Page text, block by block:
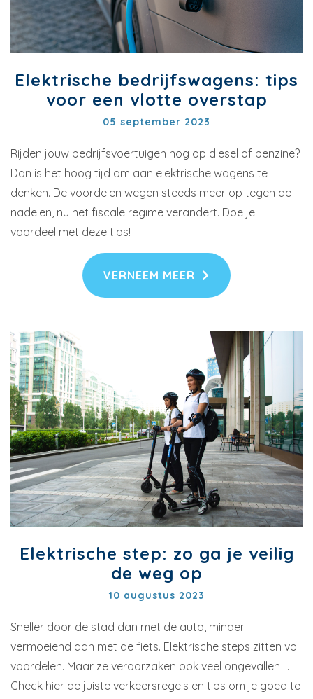
Elektrische bedrijfswagens: tips
voor een vlotte overstap
05 september 2023
Rijden jouw bedrijfsvoertuigen nog op diesel of benzine?
Dan is het hoog tijd om aan elektrische wagens te
denken. De voordelen wegen steeds meer op tegen de
nadelen, nu het fiscale regime verandert. Doe je
voordeel met deze tips!
VERNEEM MEER
Elektrische step: zo ga je veilig
de weg op
10 augustus 2023
Sneller door de stad dan met de auto, minder
vermoeiend dan met de fiets. Elektrische steps zitten vol
voordelen. Maar ze veroorzaken ook veel ongevallen ...
Check hier de juiste verkeersregels en tips om je goed te